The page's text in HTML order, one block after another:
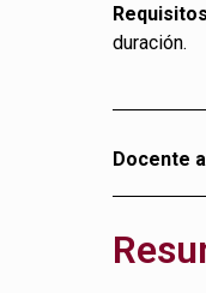
duración.
Docente